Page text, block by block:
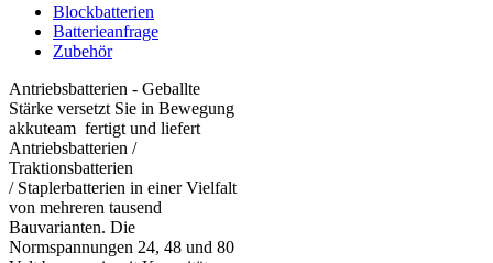
Blockbatterien
Batterieanfrage
Zubehör
Antriebsbatterien - Geballte
Stärke versetzt Sie in Bewegung
akkuteam fertigt und liefert
Antriebsbatterien /
Traktionsbatterien
/ Staplerbatterien in einer Vielfalt
von mehreren tausend
Bauvarianten. Die
Normspannungen 24, 48 und 80